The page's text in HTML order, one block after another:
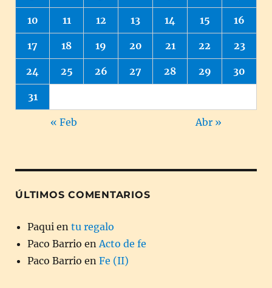
10 11 12 13 14 15 16
17 18 19 20 21 22 23
24 25 26 27 28 29 30
31
« Feb Abr »
ÚLTIMOS COMENTARIOS
Paqui en tu regalo
Paco Barrio enActo de fe
Paco Barrio en Fe (II)